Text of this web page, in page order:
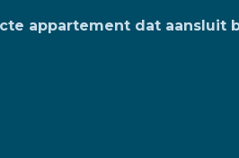
appartement dat aansluit